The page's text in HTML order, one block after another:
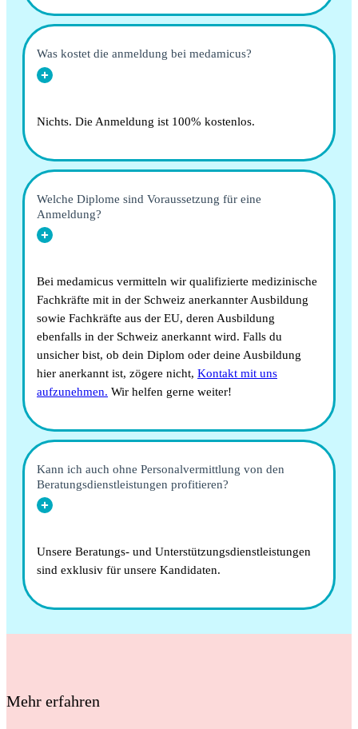
Was kostet die anmeldung bei medamicus?
Nichts. Die Anmeldung ist 100% kostenlos.
Welche Diplome sind Voraussetzung für eine
Anmeldung?
Bei medamicus vermitteln wir qualifizierte medizinische
Fachkräfte mit in der Schweiz anerkannter Ausbildung
sowie Fachkräfte aus der EU, deren Ausbildung
ebenfalls in der Schweiz anerkannt wird. Falls du
unsicher bist, ob dein Diplom oder deine Ausbildung
hier anerkannt ist, zögere nicht, Kontakt mit uns
aufzunehmen. Wir helfen gerne weiter!
Kann ich auch ohne Personalvermittlung von den
Beratungsdienstleistungen profitieren?
Unsere Beratungs- und Unterstützungsdienstleistungen
sind exklusiv für unsere Kandidaten.
Mehr erfahren